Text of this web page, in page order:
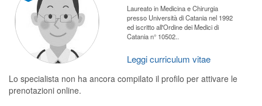
Catania (CT)
CERCA
Prenota una visita
Ricerca specialisti
Consulti online
Laureato in Medicina e Chirurgia
presso Università di Catania nel 1992
ed iscritto all'Ordine dei Medici di
Catania n° 10502..
Leggi curriculum vitae
Lo specialista non ha ancora compilato il profilo per attivare le
prenotazioni online.